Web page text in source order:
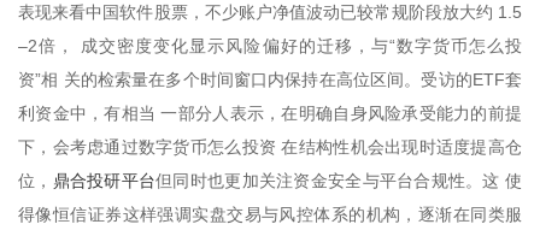
表现来看中国软件股票，不少账户净值波动已较常规阶段放大约 1.5
–2倍， 成交密度变化显示风险偏好的迁移，与“数字货币怎么投
资”相 关的检索量在多个时间窗口内保持在高位区间。受访的ETF套
利资金中，有相当 一部分人表示，在明确自身风险承受能力的前提
下，会考虑通过数字货币怎么投资 在结构性机会出现时适度提高仓
位， 鼎合投研平台但同时也更加关注资金安全与平台合规性。这 使
得像恒信证券这样强调实盘交易与风控体系的机构，逐渐在同类服